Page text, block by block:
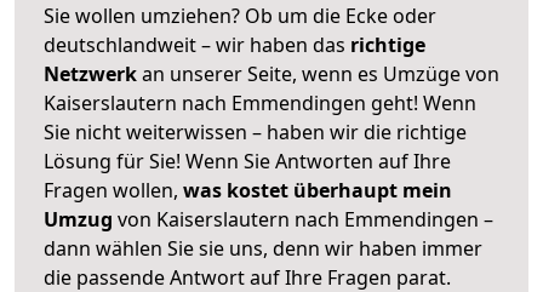
Sie wollen umziehen? Ob um die Ecke oder
deutschlandweit – wir haben das richtige
Netzwerkan unserer Seite, wenn es Umzüge von
Kaiserslautern nach Emmendingen geht! Wenn
Sie nicht weiterwissen – haben wir die richtige
Lösung für Sie! Wenn Sie Antworten auf Ihre
Fragen wollen, was kostet überhaupt mein
Umzug von Kaiserslautern nach Emmendingen –
dann wählen Sie sie uns, denn wir haben immer
die passende Antwort auf Ihre Fragen parat.